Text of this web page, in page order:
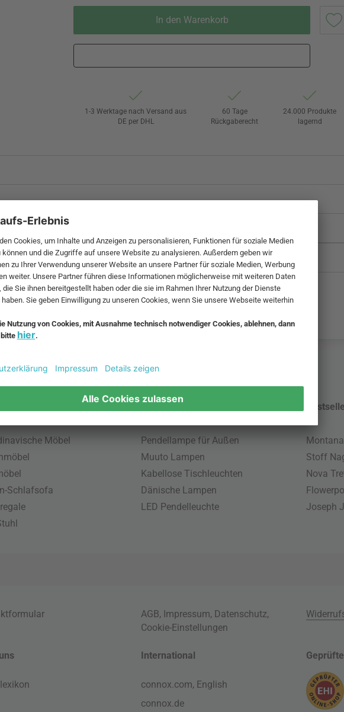
In den Warenkorb
1-3 Werktage nach Versand aus
DE per DHL
60 Tage
Rückgaberecht
24.000 Produkte
lagernd
und zzgl.Versandkosten.
Möbel
Schlafsofa
Beliebte Leuchten
Pendellampe für Außen
Muuto Lampen
Kabellose Tischleuchten
Dänische Lampen
LED Pendelleuchte
Stoff
Nova
Joseph
AGB, Impressum, Datenschutz,
Cookie-Einstellungen
International
connox.com, English
connox.de